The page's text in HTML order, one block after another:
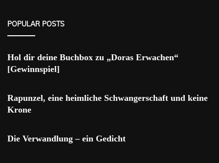
POPULAR POSTS
Hol dir deine Buchbox zu „Doras Erwachen“
[Gewinnspiel]
Rapunzel, eine heimliche Schwangerschaft und keine
Krone
Die Verwandlung – ein Gedicht